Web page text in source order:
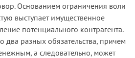
Основанием ограничения воли
выступает имущественное
потенциального контрагента.
два разных обязательства, причем
а следовательно, может